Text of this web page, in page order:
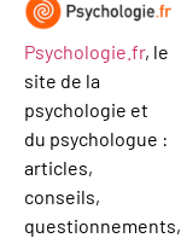
Psychologie.fr, le
site de la
psychologie et
du psychologue :
articles,
conseils,
questionnements,